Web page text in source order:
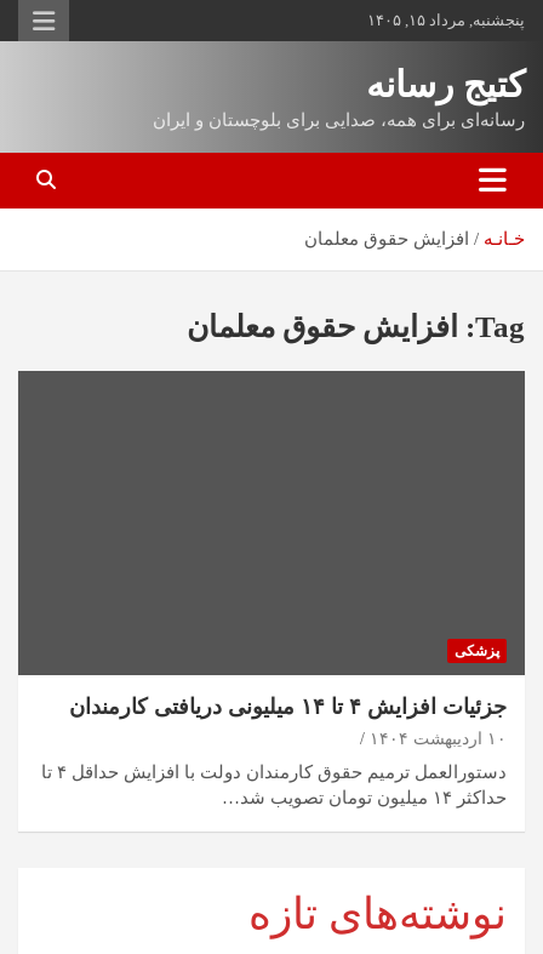
پنجشنبه, مرداد ۱۵, ۱۴۰۵
کتیج رسانه
رسانه‌ای برای همه، صدایی برای بلوچستان و ایران
خـانـه افزایش حقوق معلمان
Tag: افزایش حقوق معلمان
پزشکی
جزئیات افزایش ۴ تا ۱۴ میلیونی دریافتی کارمندان
۱۰ اردیبهشت ۱۴۰۴
دستورالعمل ترمیم حقوق کارمندان دولت با افزایش حداقل ۴ تا
حداکثر ۱۴ میلیون تومان تصویب شد…
نوشته‌های تازه